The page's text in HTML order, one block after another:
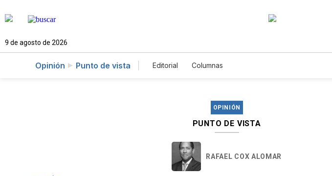
9 de agosto de 2026
Opinión Punto de vista Editorial Columnas
OPINIÓN
PUNTO DE VISTA
RAFAEL COX ALOMAR